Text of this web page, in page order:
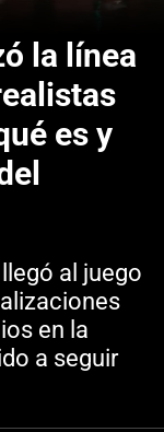
la línea
es y
al juego
en la
a seguir